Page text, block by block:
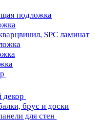
подложка
SPC ламинат
декор
брус и доски
для стен